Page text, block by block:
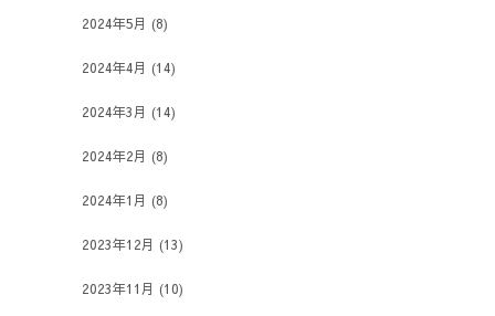
2024年5月 (8)
2024年4月 (14)
2024年3月 (14)
2024年2月 (8)
2024年1月 (8)
2023年12月 (13)
2023年11月 (10)